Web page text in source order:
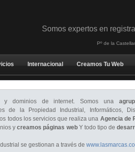
Somos expertos en
Pº de la
Internacional Creamos Tu Web
y dominios de internet. Somos una
de la Propiedad Industrial, Informáticos,
todos los servicios que realiza una Agencia de
ycreamos páginas webY todo tipo de
se gestionan a través de